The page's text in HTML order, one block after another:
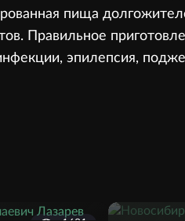
пища
Правильное
эпилепсия,